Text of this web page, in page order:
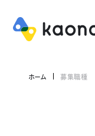
ホーム 募集職種